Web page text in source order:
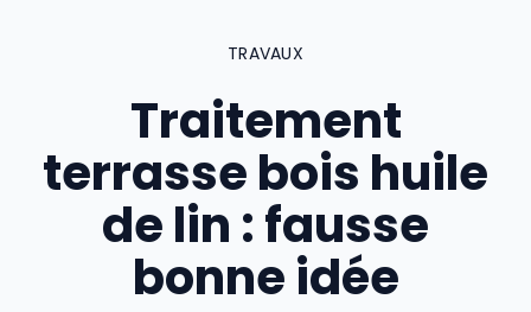
TRAVAUX
Traitement
terrasse bois huile
de lin : fausse
bonne idée